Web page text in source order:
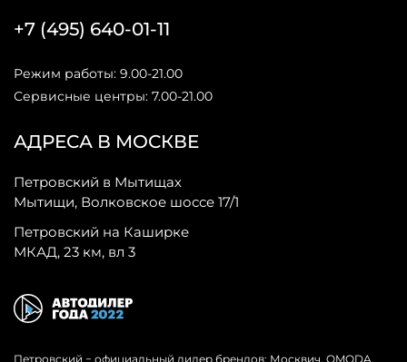
АДРЕСА В МОСКВЕ
Петровский в Мытищах
Мытищи, Волковское шоссе 17/1
Петровский на Каширке
МКАД, 23 км, вл 3
+7 (495) 640-01-11
Режим работы: 9.00-21.00
Сервисные центры: 7.00-21.00
Петровский − официальный дилер брендов: Москвич, OMODA,